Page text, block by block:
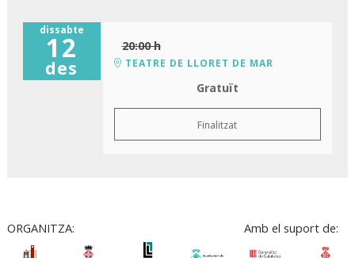
dissabte
12
des
20:00 h
TEATRE DE LLORET DE MAR
Gratuït
Finalitzat
ORGANITZA: Amb el suport de: